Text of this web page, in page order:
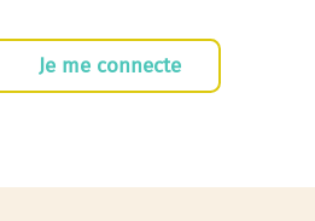
Je me connecte